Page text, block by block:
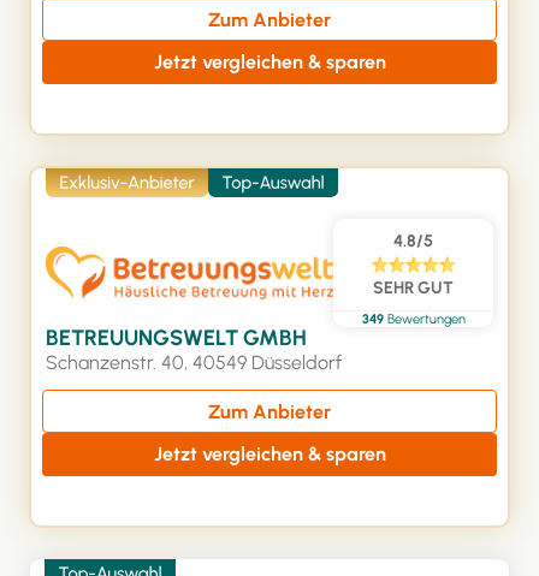
Zum Anbieter
Jetzt vergleichen & sparen
4.8/5
SEHR GUT
349 Bewertungen
BETREUUNGSWELT GMBH
Schanzenstr. 40, 40549 Düsseldorf
Zum Anbieter
Jetzt vergleichen & sparen